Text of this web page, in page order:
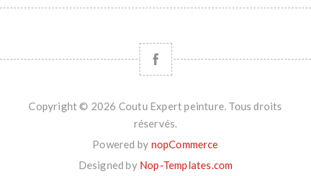
Copyright © 2026 Coutu Expert peinture. Tous droits
réservés.
Powered by nopCommerce
Designed by Nop-Templates.com